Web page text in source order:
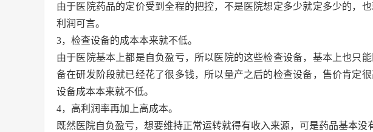
由于医院药品的定价受到全程的把控，不是医院想定多少就定多少的，
利润可言。
3，检查设备的成本本来就不低。
由于医院基本上都是自负盈亏，所以医院的这些检查设备，基本上也只
备在研发阶段就已经花了很多钱，所以量产之后的检查设备，售价肯定
设备成本本来就不低。
4，高利润率再加上高成本。
既然医院自负盈亏，想要维持正常运转就得有收入来源，可是药品基本没